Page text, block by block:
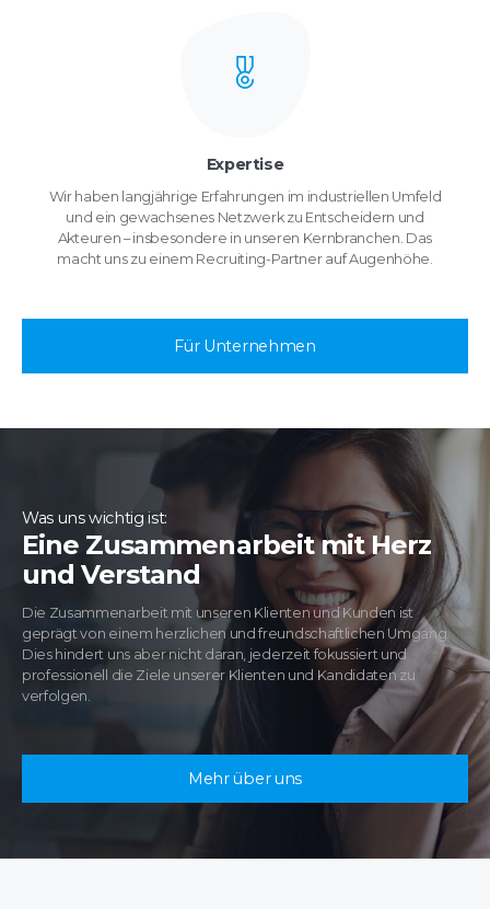
Expertise
Wir haben langjährige Erfahrungen im industriellen Umfeld
und ein gewachsenes Netzwerk zu Entscheidern und
Akteuren – insbesondere in unseren Kernbranchen. Das
macht uns zu einem Recruiting-Partner auf Augenhöhe.
Für Unternehmen
Was uns wichtig ist:
Eine Zusammenarbeit mit Herz
und Verstand
Die Zusammenarbeit mit unseren Klienten und Kunden ist
geprägt von einem herzlichen und freundschaftlichen Umgang.
Dies hindert uns aber nicht daran, jederzeit fokussiert und
professionell die Ziele unserer Klienten und Kandidaten zu
verfolgen.
Mehr über uns